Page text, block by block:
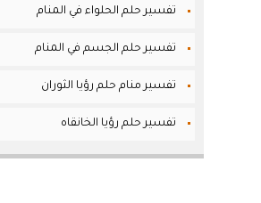
تفسير حلم الحلواء في المنام
تفسير حلم الجسم في المنام
تفسير منام حلم رؤيا الثوران
تفسير حلم رؤيا الخانقاه